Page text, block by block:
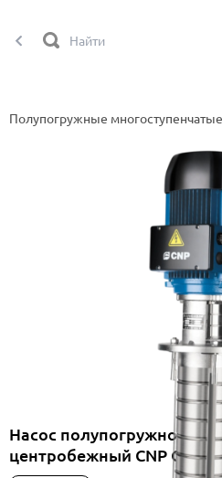
Полупогружные
Насос полупогружной
центробежный CNP